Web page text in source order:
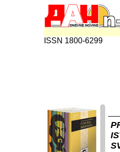
ISSN 1800-6299